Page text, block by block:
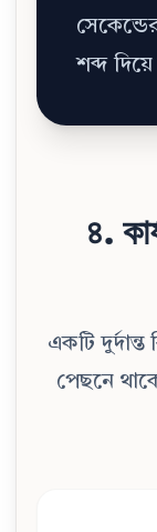
শব্দ
৪.
একটি
পেছনে